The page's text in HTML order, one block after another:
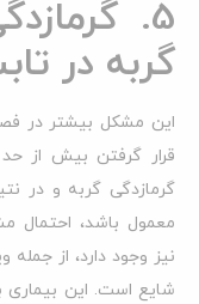
5.
گربه در
این مشکل بیشتر در
قرار گرفتن بیش از
گرمازدگی گربه و در
معمول باشد، احتمال
نیز وجود دارد، از
شایع است. این بیماری